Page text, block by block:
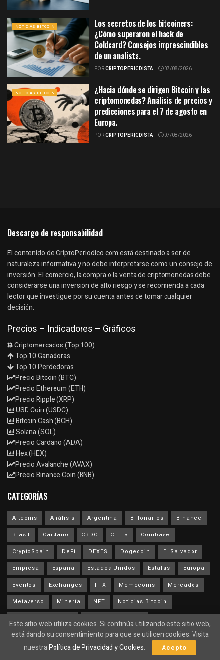
NOTICIAS BITCOIN
Los secretos de los bitcoiners:
¿Cómo superaron el hack de
Coldcard? Consejos imprescindibles
de un analista.
PORCRIPTOPERIODISTA 07/08/2026
NOTICIAS BITCOIN
¿Hacia dónde se dirigen Bitcoin y las
criptomonedas? Análisis de precios y
predicciones para el 7 de agosto en
Europa.
PORCRIPTOPERIODISTA 07/08/2026
Descargo de responsabilidad
El contenido de CriptoPeriodico.com está destinado a ser de
naturaleza informativa y no debe interpretarse como un consejo de
inversión. El comercio, la compra o la venta de criptomonedas debe
considerarse una inversión de alto riesgo y se recomienda a cada
lector que investigue por su cuenta antes de tomar cualquier
decisión.
Precios – Indicadores – Gráficos
Criptomercados (Top 100)
Top 10 Ganadoras
Top 10 Perdedoras
Precio Bitcoin (BTC)
Precio Ethereum (ETH)
Precio Ripple (XRP)
USD Coin (USDC)
Bitcoin Cash (BCH)
Solana (SOL)
Precio Cardano (ADA)
Hex (HEX)
Precio Avalanche (AVAX)
Precio Binance Coin (BNB)
CATEGORÍAS
Altcoins Análisis Argentina Billonarios
Binance
Brasil
Cardano CBDC China
Coinbase
CryptoSpain
DeFi DEXES Dogecoin
El Salvador
Empresa
España Estados Unidos Estafas
Europa
Eventos
Exchanges FTX Memecoins
Mercados
Metaverso
Minería NFT
Noticias Bitcoin
Noticias sobre Blockchain
Opinión
Polygon
Regulación
Ripple Rusia Software Solana
Este sitio web utiliza cookies. Si continúa utilizando este sitio web,
está dando su consentimiento para que se utilicen cookies. Visita
nuestraPolítica de Privacidad y Cookies. Acepto